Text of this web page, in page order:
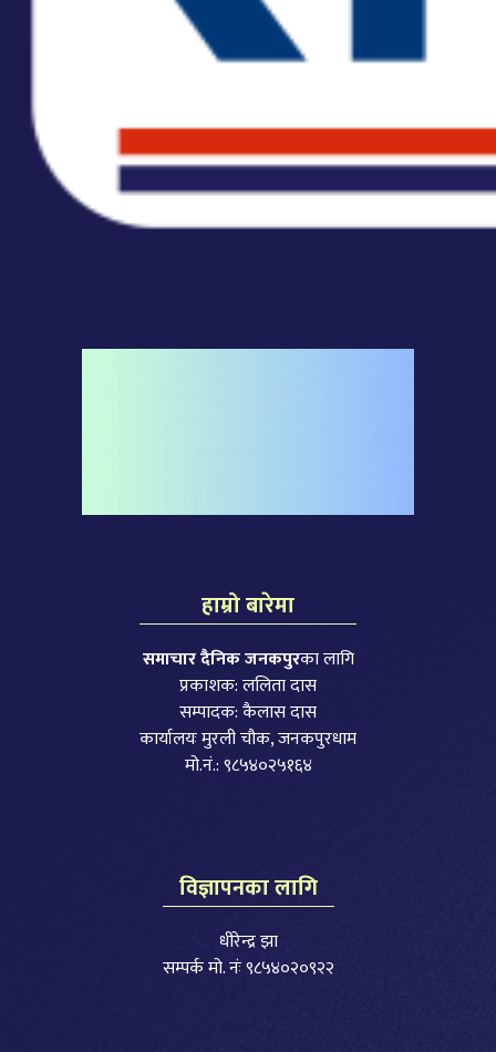
हाम्रो बारेमा
समाचार दैनिक जनकपुरका लागि
प्रकाशक: ललिता दास
सम्पादक: कैलास दास
कार्यालयः मुरली चौक, जनकपुरधाम
मो.नं.: ९८५४०२५१६४
विज्ञापनका लागि
धीरेन्द्र झा
सम्पर्क मो. नंः ९८५४०२०९२२